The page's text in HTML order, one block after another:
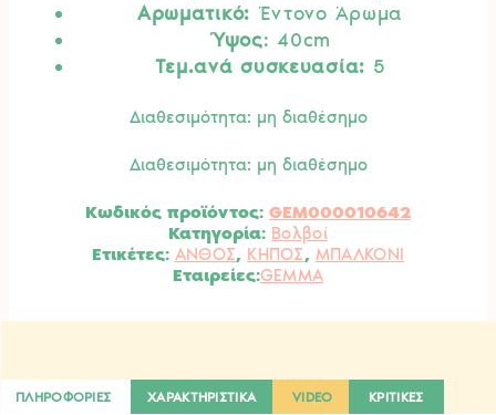
Αρωματικό: Έντονο Άρωμα
Ύψος: 40cm
Τεμ.ανά συσκευασία: 5
Διαθεσιμότητα: μη διαθέσημο
Διαθεσιμότητα: μη διαθέσημο
Κωδικός προϊόντος: GEM000010642
Κατηγορία: Βολβοί
Ετικέτες: ΑΝΘΟΣ, ΚΗΠΟΣ, ΜΠΑΛΚΟΝΙ
GEMMA
ΠΛΗΡΟΦΟΡΙΕΣ ΧΑΡΑΚΤΗΡΙΣΤΙΚΑ VIDEO ΚΡΙΤΙΚΕΣ